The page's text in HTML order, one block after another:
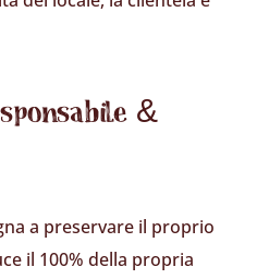
&
a preservare il proprio
il 100% della propria